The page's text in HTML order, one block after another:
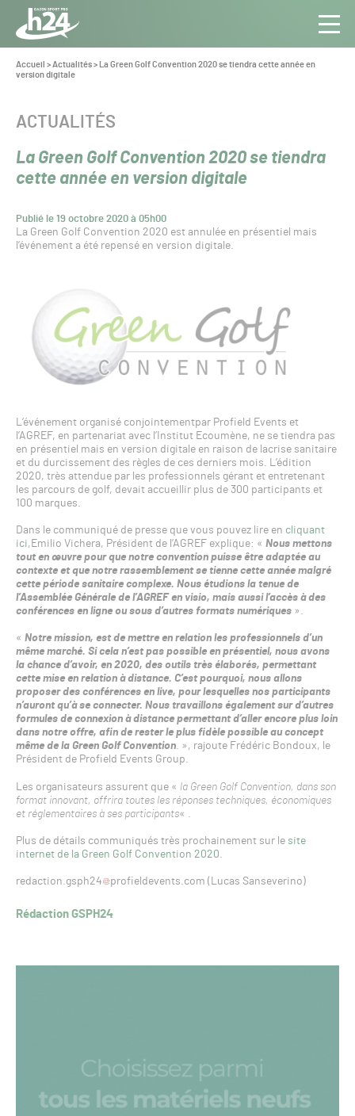
Panneau de gestion des cookies
Aller au contenu
Toute
l’info
du Gazon
Vous
êtes
Accueil >Actualités>
La Green Golf Convention 2020 se tiendra cette année en
version digitale
La Green Golf Convention 2020 se tiendra
cette année en version digitale
Publié le 19 octobre 2020 à 05h00
CATÉGORIE :
ACTUALITÉS
La Green Golf Convention 2020 est annulée en présentiel mais
l’événement a été repensé en version digitale.
L’événement organisé conjointementpar Profield Events et
l’AGREF, en partenariat avec l’Institut Ecoumène, ne se tiendra pas
en présentiel mais en version digitale en raison de lacrise sanitaire
et du durcissement des règles de ces derniers mois. L’édition
2020, très attendue par les professionnels gérant et entretenant
les parcours de golf, devait accueillir plus de 300 participants et
100 marques.
Dans le communiqué de presse que vous pouvez lire en cliquant
ici,Emilio Vichera, Président de l’AGREF explique: « Nous mettons
tout en œuvre pour que notre convention puisse être adaptée au
contexte et que notre rassemblement se tienne cette année malgré
cette période sanitaire complexe. Nous étudions la tenue de
l’Assemblée Générale de l’AGREF en visio, mais aussi l’accès à des
conférences en ligne ou sous d’autres formats numériques».
« Notre mission, est de mettre en relation les professionnels d’un
même marché. Si cela n’est pas possible en présentiel, nous avons
la chance d’avoir, en 2020, des outils très élaborés, permettant
cette mise en relation à distance. C’est pourquoi, nous allons
proposer des conférences en live, pour lesquelles nos participants
n’auront qu’à se connecter. Nous travaillons également sur d’autres
formules de connexion à distance permettant d’aller encore plus loin
dans notre offre, afin de rester le plus fidèle possible au concept
même de la Green Golf Convention. », rajoute Frédéric Bondoux, le
Président de Profield Events Group.
Les organisateurs assurent que « la Green Golf Convention, dans son
format innovant, offrira toutes les réponses techniques, économiques
et réglementaires à ses participants« .
Plus de détails communiqués très prochainement sur le site
internet de la Green Golf Convention 2020
redaction.gsph24 profieldevents.com (Lucas Sanseverino)
Rédaction GSPH24